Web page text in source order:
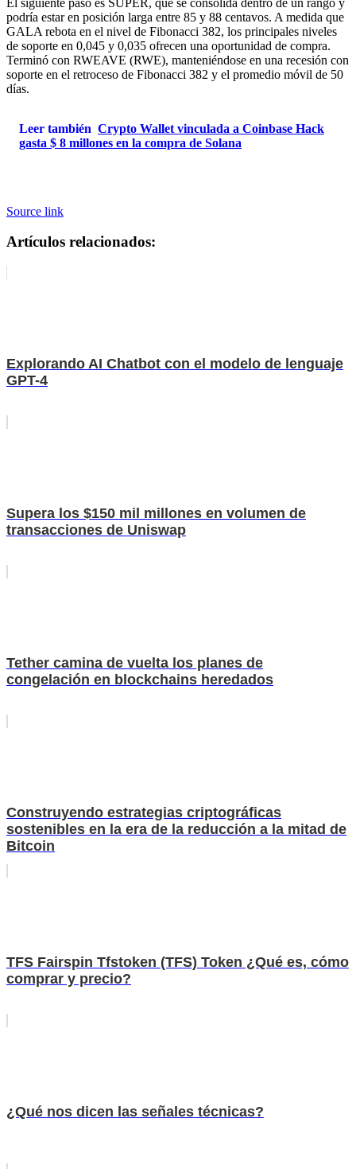
podría estar en posición larga entre 85 y 88 centavos. A medida que
GALA rebota en el nivel de Fibonacci 382, ​​los principales niveles
de soporte en 0,045 y 0,035 ofrecen una oportunidad de compra.
Terminó con RWEAVE (RWE), manteniéndose en una recesión con
soporte en el retroceso de Fibonacci 382 y el promedio móvil de 50
días.
Leer también Crypto Wallet vinculada a Coinbase Hack
gasta $ 8 millones en la compra de Solana
Source link
Artículos relacionados:
Explorando AI Chatbot con el modelo de lenguaje
GPT-4
Supera los $150 mil millones en volumen de
transacciones de Uniswap
Tether camina de vuelta los planes de
congelación en blockchains heredados
Construyendo estrategias criptográficas
sostenibles en la era de la reducción a la mitad de
Bitcoin
TFS Fairspin Tfstoken (TFS) Token ¿Qué es, cómo
comprar y precio?
¿Qué nos dicen las señales técnicas?